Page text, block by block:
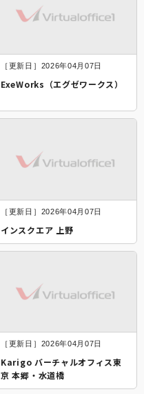
［更新日］2026年04月07日
ExeWorks（エグゼワークス）
［更新日］2026年04月07日
インスクエア 上野
［更新日］2026年04月07日
Karigo バーチャルオフィス東
京 本郷・水道橋